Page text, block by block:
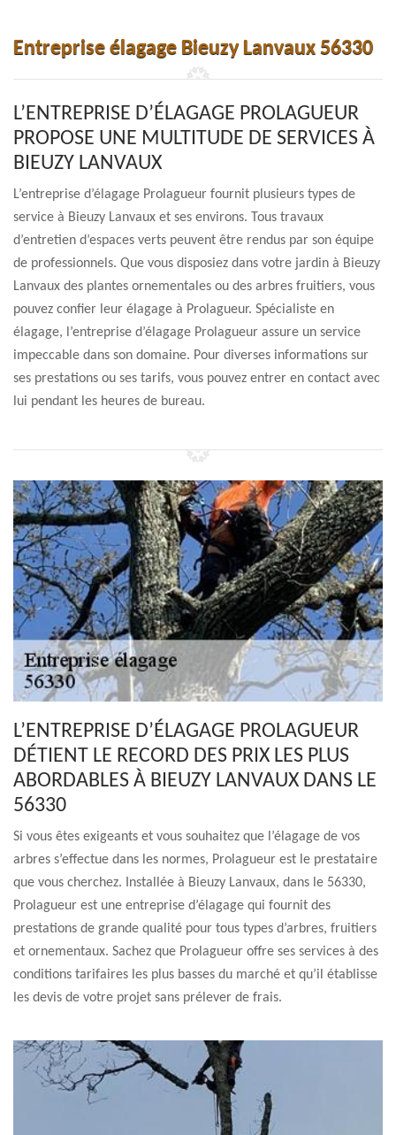
Entreprise élagage Bieuzy Lanvaux 56330
L’ENTREPRISE D’ÉLAGAGE PROLAGUEUR
PROPOSE UNE MULTITUDE DE SERVICES À
BIEUZY LANVAUX
L’entreprise d’élagage Prolagueur fournit plusieurs types de
service à Bieuzy Lanvaux et ses environs. Tous travaux
d’entretien d’espaces verts peuvent être rendus par son équipe
de professionnels. Que vous disposiez dans votre jardin à Bieuzy
Lanvaux des plantes ornementales ou des arbres fruitiers, vous
pouvez confier leur élagage à Prolagueur. Spécialiste en
élagage, l’entreprise d’élagage Prolagueur assure un service
impeccable dans son domaine. Pour diverses informations sur
ses prestations ou ses tarifs, vous pouvez entrer en contact avec
lui pendant les heures de bureau.
L’ENTREPRISE D’ÉLAGAGE PROLAGUEUR
DÉTIENT LE RECORD DES PRIX LES PLUS
ABORDABLES À BIEUZY LANVAUX DANS LE
56330
Si vous êtes exigeants et vous souhaitez que l’élagage de vos
arbres s’effectue dans les normes, Prolagueur est le prestataire
que vous cherchez. Installée à Bieuzy Lanvaux, dans le 56330,
Prolagueur est une entreprise d’élagage qui fournit des
prestations de grande qualité pour tous types d’arbres, fruitiers
et ornementaux. Sachez que Prolagueur offre ses services à des
conditions tarifaires les plus basses du marché et qu’il établisse
les devis de votre projet sans prélever de frais.